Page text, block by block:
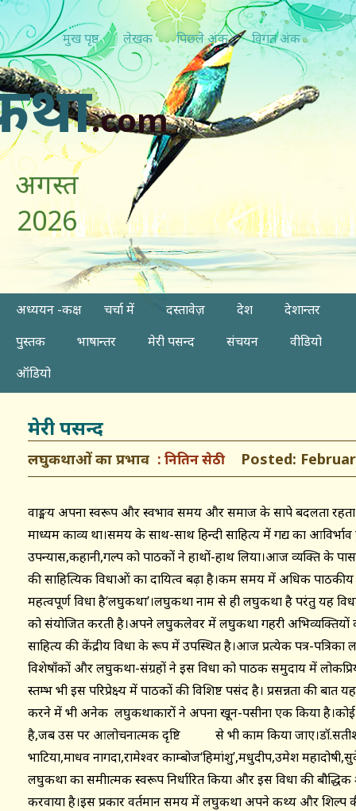
मुख पृष्ठ लेखक पिछ्ले अंक विगत अंक
.com
अगस्त
2026
अध्ययन -कक्ष चर्चा में दस्तावेज़ देश
देशान्तर
पुस्तक
भाषान्तर मेरी पसन्द संचयन
वीडियो
ऑडियो
मेरी पसन्द
लघुकथाओं का प्रभाव नितिन सेठीPosted:
वाङ्मय अपना स्वरूप और स्वभाव समय और समाज के सापेक्ष बदलता
माध्यम काव्य था।समय के साथ-साथ हिन्दी साहित्य में गद्य का
उपन्यास,कहानी,गल्प को पाठकों ने हाथों-हाथ लिया।आज व्यक्ति के
की साहित्यिक विधाओं का दायित्व बढ़ा है।कम समय में अधिक
महत्वपूर्ण विधा है‘लघुकथा’।लघुकथा नाम से ही लघुकथा है परंतु यह
को संयोजित करती है।अपने लघुकलेवर में लघुकथा गहरी अभिव्यक्तियों
साहित्य की केंद्रीय विधा के रूप में उपस्थित है।आज प्रत्येक पत्र-
विशेषाँकों और लघुकथा-संग्रहों ने इस विधा को पाठक समुदाय में
स्तम्भ भी इस परिप्रेक्ष्य में पाठकों की विशिष्ट पसंद है। प्रसन्नता की
करने में भी अनेक लघुकथाकारों ने अपना खून-पसीना एक किया है।कोई
है,जब उस पर आलोचनात्मक दृष्टि से भी काम किया
भाटिया,माधव नागदा,रामेश्वर काम्बोज‘हिमांशु’,मधुदीप,उमेश
लघुकथा का समीक्षात्मक स्वरूप निर्धारित किया और इस विधा की बौद्धिक
करवाया है।इस प्रकार वर्तमान समय में लघुकथा अपने कथ्य और शिल्प